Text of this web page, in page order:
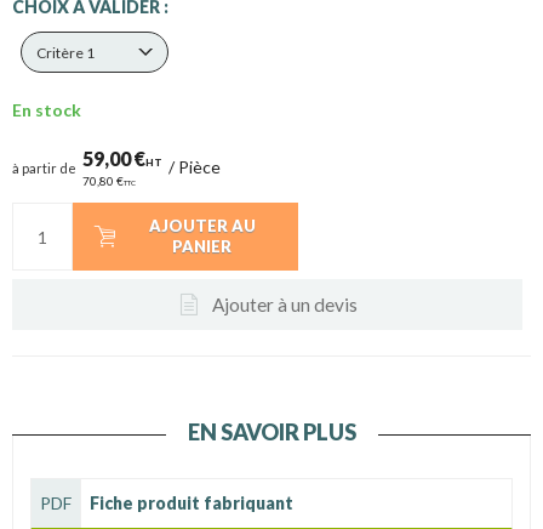
CHOIX A VALIDER :
Critère 1
En stock
à partir de 59,00 €HT
70,80 €TTC
/Pièce
AJOUTER AU
PANIER
Ajouter à un devis
EN SAVOIR PLUS
PDF Fiche produit fabriquant